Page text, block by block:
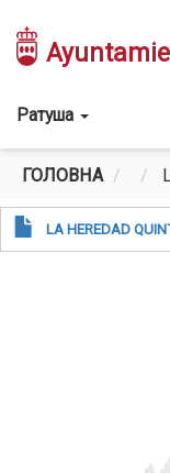
до
основного
Main
Ратуша
ГОЛОВНА
LA HEREDAD